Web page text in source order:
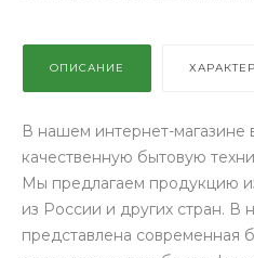
ОПИСАНИЕ
В нашем интернет-магазине
качественную бытовую
Мы предлагаем продукцию
из России и других стран. В
представлена современная